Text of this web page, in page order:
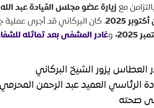
مع زيارة عضو مجلس القيادة عبد
2025
. كان البركاني قد أجرى
2025، وغادر المشفى بعد تماثله
العطاس يزور الشيخ البركاني
الرئاسي العميد عبد الرحمن
صحته